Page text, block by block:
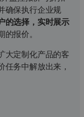
确保执行企业规
的选择，实时展示
的报价。
大定制化产品的客
任务中解放出来，